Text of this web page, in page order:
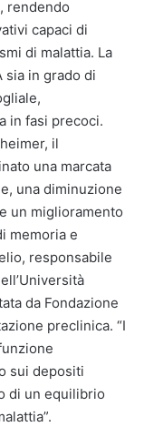
rendendo
capaci di
di malattia. La
sia in grado di
in fasi precoci.
il
una marcata
una diminuzione
un miglioramento
memoria e
responsabile
da Fondazione
preclinica. “I
sui depositi
di un equilibrio